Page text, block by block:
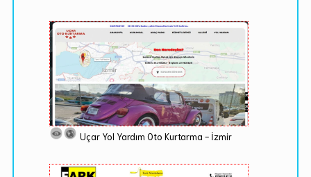
Uçar Yol Yardım Oto Kurtarma - İzmir